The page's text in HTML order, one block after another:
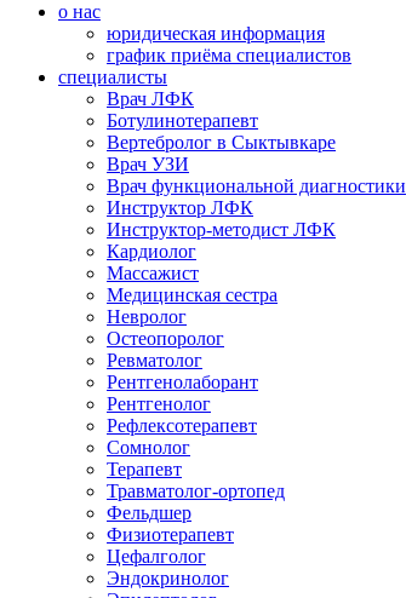
о нас
юридическая информация
график приёма специалистов
специалисты
Врач ЛФК
Ботулинотерапевт
Вертебролог в Сыктывкаре
Врач УЗИ
Врач функциональной диагностики
Инструктор ЛФК
Инструктор-методист ЛФК
Кардиолог
Массажист
Медицинская сестра
Невролог
Остеопоролог
Ревматолог
Рентгенолаборант
Рентгенолог
Рефлексотерапевт
Сомнолог
Терапевт
Травматолог-ортопед
Фельдшер
Физиотерапевт
Цефалголог
Эндокринолог